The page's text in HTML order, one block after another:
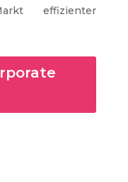
effizienter